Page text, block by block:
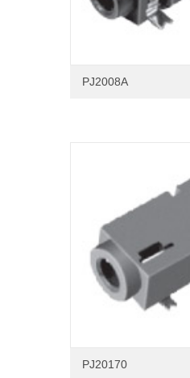
PJ2008A
PJ20170